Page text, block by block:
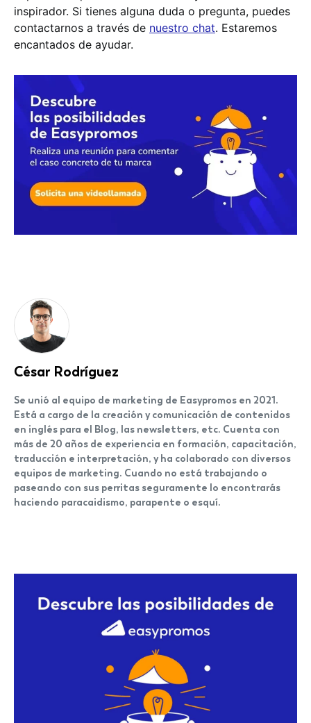
inspirador. Si tienes alguna duda o pregunta, puedes
contactarnos a través de nuestro chat. Estaremos
encantados de ayudar.
César Rodríguez
Se unió al equipo de marketing de Easypromos en 2021.
Está a cargo de la creación y comunicación de contenidos
en inglés para el Blog, las newsletters, etc. Cuenta con
más de 20 años de experiencia en formación, capacitación,
traducción e interpretación, y ha colaborado con diversos
equipos de marketing. Cuando no está trabajando o
paseando con sus perritas seguramente lo encontrarás
haciendo paracaidismo, parapente o esquí.